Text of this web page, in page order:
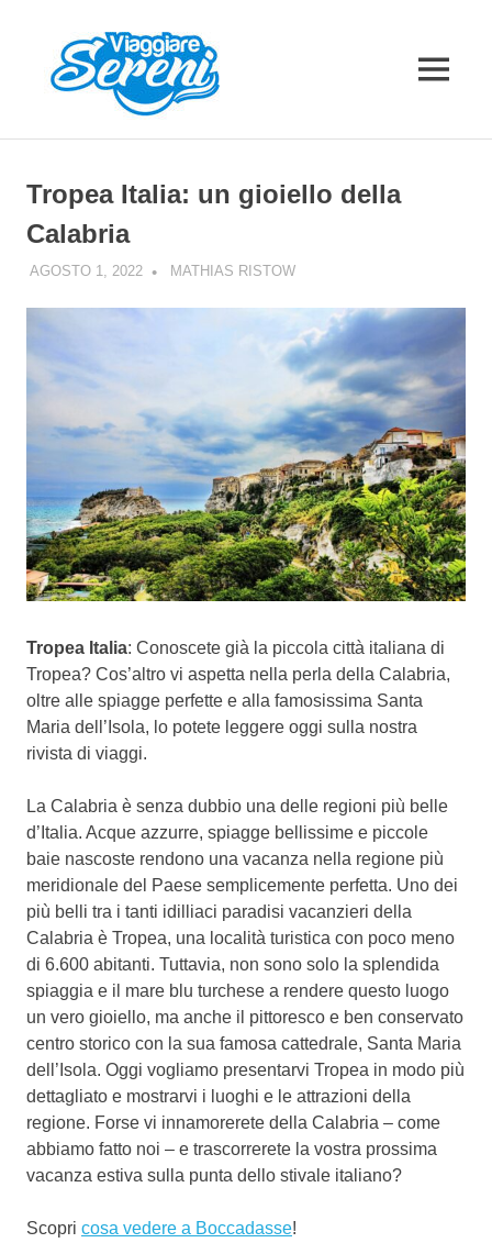
contenuto
MENU
Tropea Italia: un gioiello della
Calabria
AGOSTO 1, 2022 MATHIAS RISTOWEUROPA
Tropea Italia: Conoscete già la piccola città italiana di
Tropea? Cos’altro vi aspetta nella perla della Calabria,
oltre alle spiagge perfette e alla famosissima Santa
Maria dell’Isola, lo potete leggere oggi sulla nostra
rivista di viaggi.
La Calabria è senza dubbio una delle regioni più belle
d’Italia. Acque azzurre, spiagge bellissime e piccole
baie nascoste rendono una vacanza nella regione più
meridionale del Paese semplicemente perfetta. Uno dei
più belli tra i tanti idilliaci paradisi vacanzieri della
Calabria è Tropea, una località turistica con poco meno
di 6.600 abitanti. Tuttavia, non sono solo la splendida
spiaggia e il mare blu turchese a rendere questo luogo
un vero gioiello, ma anche il pittoresco e ben conservato
centro storico con la sua famosa cattedrale, Santa Maria
dell’Isola. Oggi vogliamo presentarvi Tropea in modo più
dettagliato e mostrarvi i luoghi e le attrazioni della
regione. Forse vi innamorerete della Calabria – come
abbiamo fatto noi – e trascorrerete la vostra prossima
vacanza estiva sulla punta dello stivale italiano?
Scopri cosa vedere a Boccadasse!